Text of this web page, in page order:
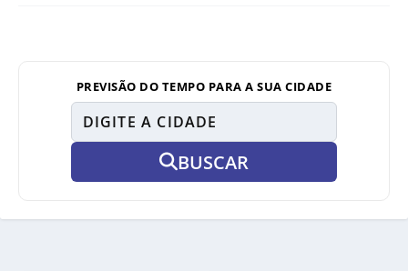
PREVISÃO DO TEMPO PARA A SUA CIDADE
BUSCAR